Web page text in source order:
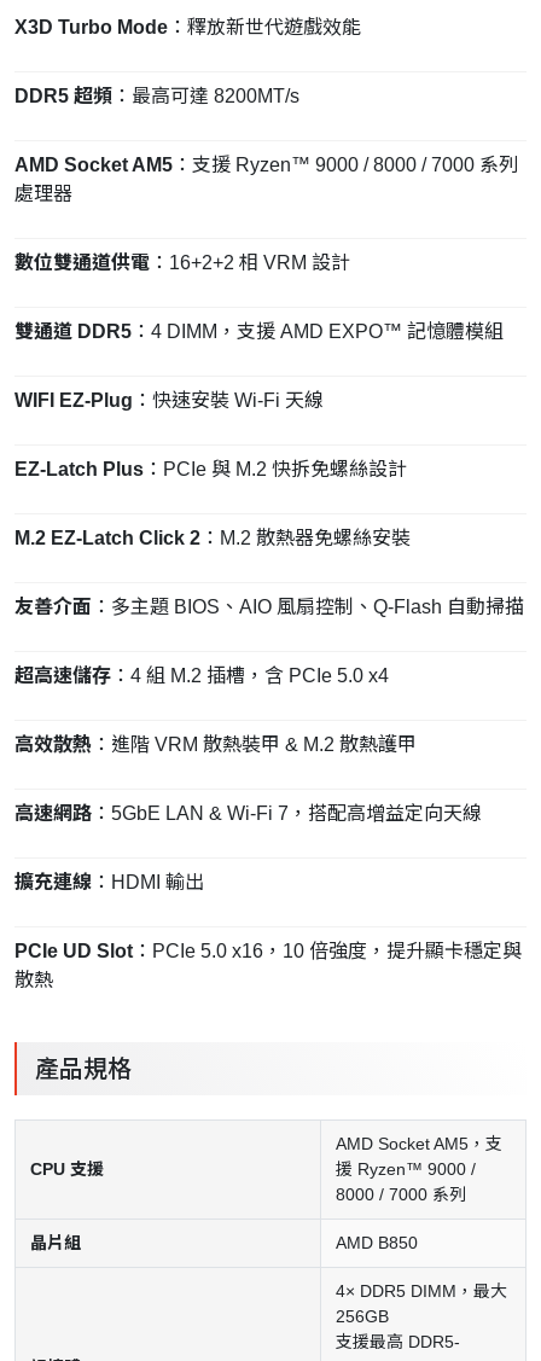
X3D Turbo Mode ：釋放新世代遊戲效能
DDR5 超頻 ：最高可達 8200MT/s
AMD Socket AM5 ：支援 Ryzen™ 9000 / 8000 / 7000 系列
處理器
數位雙通道供電 ：16+2+2 相 VRM 設計
雙通道 DDR5 ：4 DIMM，支援 AMD EXPO™ 記憶體模組
WIFI EZ-Plug ：快速安裝 Wi-Fi 天線
EZ-Latch Plus ：PCIe 與 M.2 快拆免螺絲設計
M.2 EZ-Latch Click 2 ：M.2 散熱器免螺絲安裝
友善介面 ：多主題 BIOS、AIO 風扇控制、Q-Flash 自動掃描
超高速儲存 ：4 組 M.2 插槽，含 PCIe 5.0 x4
高效散熱 ：進階 VRM 散熱裝甲 & M.2 散熱護甲
高速網路 ：5GbE LAN & Wi-Fi 7，搭配高增益定向天線
擴充連線 ：HDMI 輸出
PCIe UD Slot ：PCIe 5.0 x16，10 倍強度，提升顯卡穩定與
散熱
產品規格
CPU 支援
AMD Socket AM5，支
援 Ryzen™ 9000 /
8000 / 7000 系列
晶片組 AMD B850
4× DDR5 DIMM，最大
256GB
支援最高 DDR5-